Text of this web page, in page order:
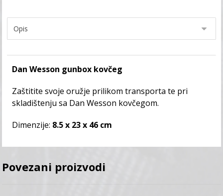
Dan Wesson gunbox kovčeg
Zaštitite svoje oružje prilikom transporta te pri
skladištenju sa Dan Wesson kovčegom.
Dimenzije: 8.5 x 23 x 46 cm
Povezani proizvodi